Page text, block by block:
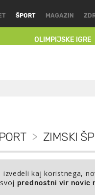
ŠPORT
OLIMPIJSKE IGRE
MAGAZIN
> ZIMSKI
izvedeli kaj koristnega,
prednostni vir novic